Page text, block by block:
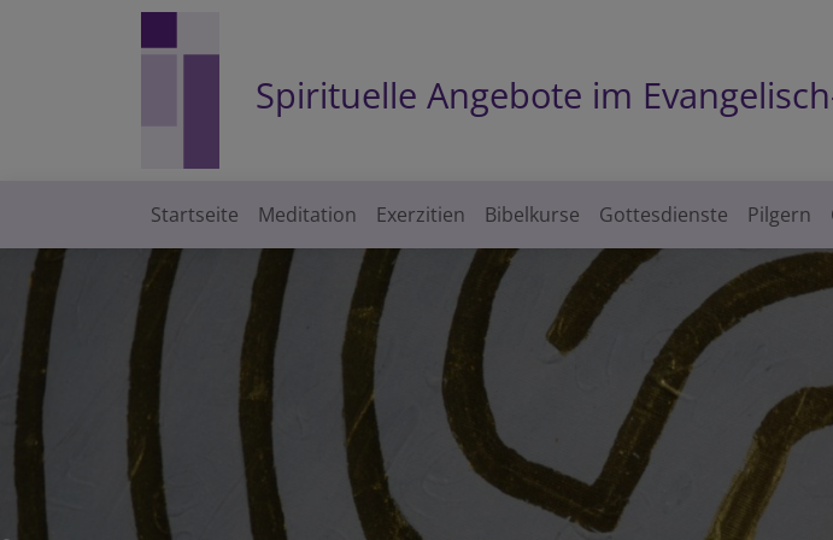
Spirituelle Angebote im
Hauptnavigation
Startseite Meditation Exerzitien Bibelkurse Gottesdienste Pilgern